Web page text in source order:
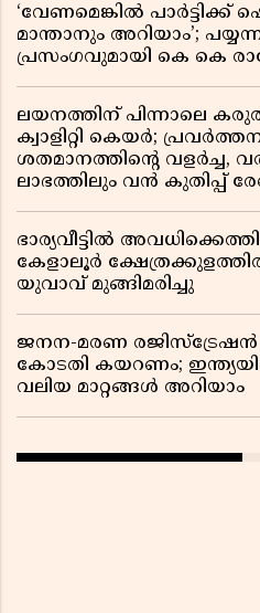
‘വേണമെങ്കിൽ പാർട്ടിക്ക്
മാന്താനും അറിയാം’;
പ്രസംഗവുമായി കെ കെ
ലയനത്തിന് പിന്നാലെ
ക്വാളിറ്റി കെയർ;
ശതമാനത്തിൻ്റെ വളർച്ച,
ലാഭത്തിലും വൻ കുതിപ്പ്
ഭാര്യവീട്ടിൽ
കേളാലൂർ
യുവാവ് മുങ്ങിമരിച്ചു
ജനന-മരണ
കോടതി കയറണം;
വലിയ മാറ്റങ്ങൾ അറിയാം